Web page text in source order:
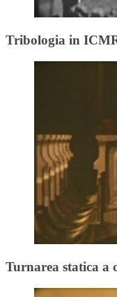
Tribologia in
Turnarea statica a